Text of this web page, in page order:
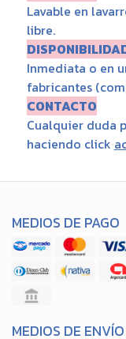
Lavable en
libre.
Inmediata o en
fabricantes
CONTACTO
Cualquier duda
haciendo click
MEDIOS DE PAGO
MEDIOS DE ENVÍO